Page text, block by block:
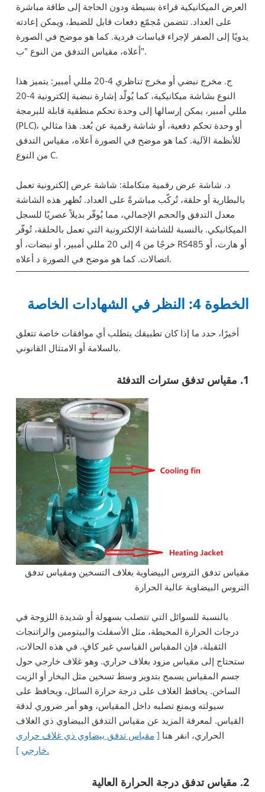
العرض الميكانيكية قراءة بسيطة ودون الحاجة إلى طاقة مباشرة
على العداد. تتضمن مُجمّع دفعات قابل للضبط، ويمكن إعادته
يدويًا إلى الصفر لإجراء قياسات فردية. كما هو موضح في الصورة
أعلاه، مقياس التدفق من النوع "ب".
ج. مخرج نبضي أو مخرج تناظري 4-20 مللي أمبير: يتميز هذا
النوع بشاشة ميكانيكية، كما يُولّد إشارة نبضية إلكترونية 4-20
مللي أمبير، يمكن إرسالها إلى وحدة تحكم منطقية قابلة للبرمجة
(PLC)، أو وحدة تحكم دفعية، أو شاشة رقمية عن بُعد. هذا مثالي
للأنظمة الآلية. كما هو موضح في الصورة أعلاه، مقياس التدفق
من النوع C.
د. شاشة عرض رقمية متكاملة: شاشة عرض إلكترونية تعمل
بالبطارية أو حلقة، تُركّب مباشرةً على العداد. تُظهر هذه الشاشة
معدل التدفق والحجم الإجمالي، مما يُوفّر بديلاً عصريًا للسجل
الميكانيكي. بالنسبة للشاشة الإلكترونية التي تعمل بالحلقة، تُوفّر
خرجًا من 4 إلى 20 مللي أمبير، أو نبضات، أو RS485 أو هارت، أو
اتصالات. كما هو موضح في الصورة د أعلاه.
الخطوة 4: النظر في الشهادات الخاصة
أخيرًا، حدد ما إذا كان تطبيقك يتطلب أي موافقات خاصة تتعلق
بالسلامة أو الامتثال القانوني.
1. مقياس تدفق سترات التدفئة
مقياس تدفق التروس البيضاوية بغلاف التسخين ومقياس تدفق
التروس البيضاوية عالية الحرارة
بالنسبة للسوائل التي تتصلب بسهولة أو شديدة اللزوجة في
درجات الحرارة المحيطة، مثل الأسفلت والبيتومين والراتنجات
الثقيلة، فإن المقياس القياسي غير كافٍ. في هذه الحالات،
ستحتاج إلى مقياس مزود بغلاف حراري. وهو غلاف خارجي حول
جسم المقياس يسمح بتدوير وسط تسخين مثل البخار أو الزيت
الساخن. يحافظ الغلاف على درجة حرارة السائل، ويحافظ على
سيولته ويمنع تصلبه داخل المقياس، وهو أمر ضروري لدقة
القياس. لمعرفة المزيد عن مقياس التدفق البيضاوي ذي الغلاف
الحراري، انقر هنا [ مقياس تدفق بيضاوي ذي غلاف حراري
خارجي].
2. مقياس تدفق درجة الحرارة العالية